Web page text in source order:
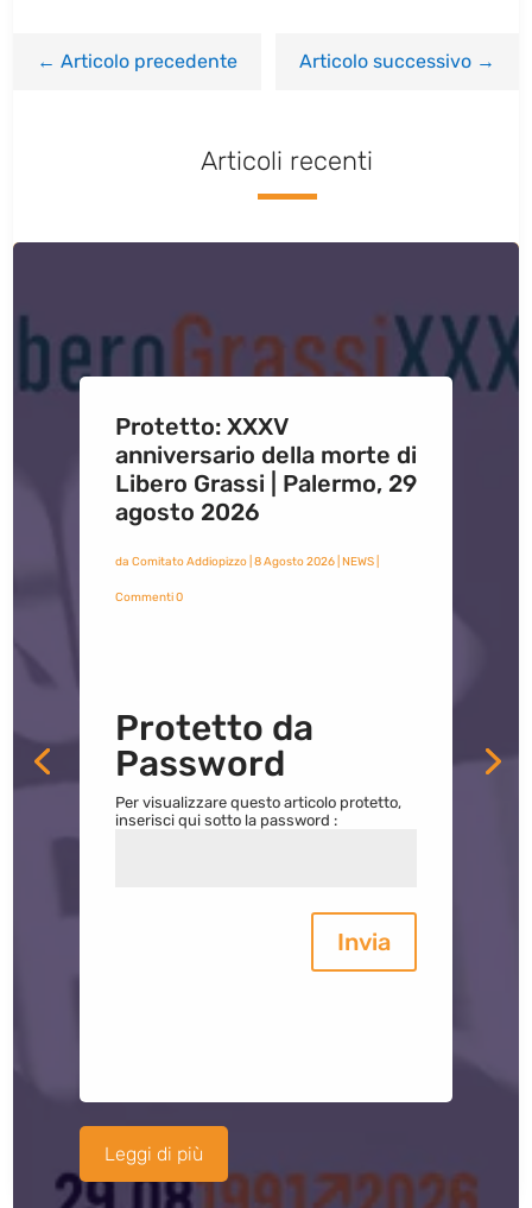
←Articolo precedente Articolo successivo→
Articoli recenti
Protetto: XXXV
anniversario della morte di
Libero Grassi | Palermo, 29
agosto 2026
da Comitato Addiopizzo| 8 Agosto 2026| NEWS|
Commenti 0
Protetto da
Password
Per visualizzare questo articolo protetto,
inserisci qui sotto la password :
Invia
Leggi di più